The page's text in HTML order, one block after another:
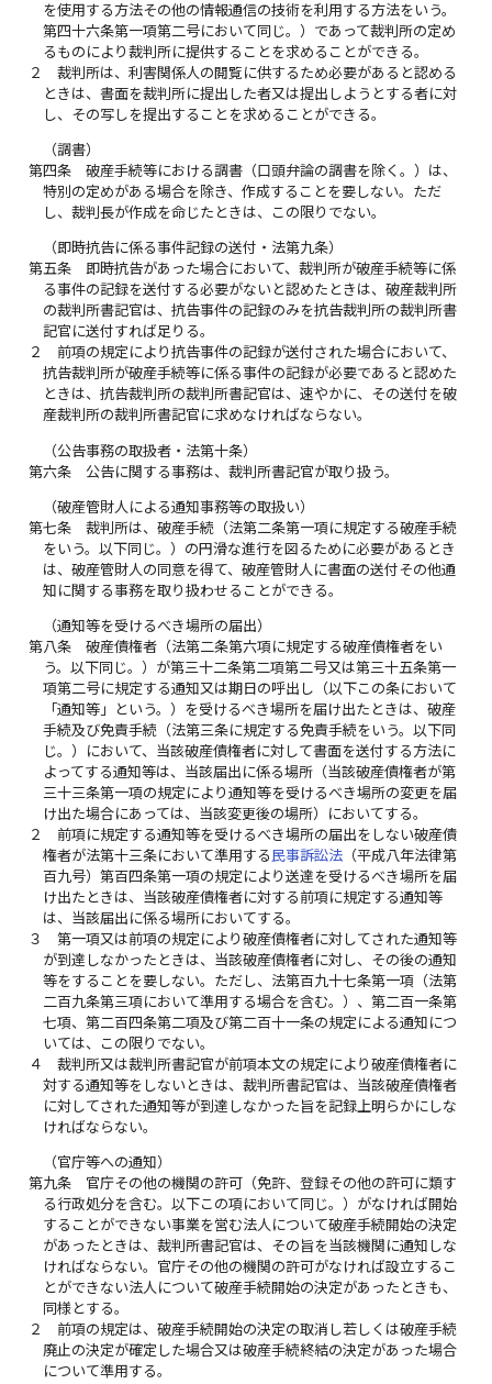
を使用する方法その他の情報通信の技術を利用する方法をいう。
第四十六条第一項第二号において同じ。）であって裁判所の定め
るものにより裁判所に提供することを求めることができる。
２
裁判所は、利害関係人の閲覧に供するため必要があると認める
ときは、書面を裁判所に提出した者又は提出しようとする者に対
し、その写しを提出することを求めることができる。
（調書）
第四条
破産手続等における調書（口頭弁論の調書を除く。）は、
特別の定めがある場合を除き、作成することを要しない。ただ
し、裁判長が作成を命じたときは、この限りでない。
（即時抗告に係る事件記録の送付・法第九条）
第五条
即時抗告があった場合において、裁判所が破産手続等に係
る事件の記録を送付する必要がないと認めたときは、破産裁判所
の裁判所書記官は、抗告事件の記録のみを抗告裁判所の裁判所書
記官に送付すれば足りる。
２
前項の規定により抗告事件の記録が送付された場合において、
抗告裁判所が破産手続等に係る事件の記録が必要であると認めた
ときは、抗告裁判所の裁判所書記官は、速やかに、その送付を破
産裁判所の裁判所書記官に求めなければならない。
（公告事務の取扱者・法第十条）
第六条
公告に関する事務は、裁判所書記官が取り扱う。
（破産管財人による通知事務等の取扱い）
第七条
裁判所は、破産手続（法第二条第一項に規定する破産手続
をいう。以下同じ。）の円滑な進行を図るために必要があるとき
は、破産管財人の同意を得て、破産管財人に書面の送付その他通
知に関する事務を取り扱わせることができる。
（通知等を受けるべき場所の届出）
第八条
破産債権者（法第二条第六項に規定する破産債権者をい
う。以下同じ。）が第三十二条第二項第二号又は第三十五条第一
項第二号に規定する通知又は期日の呼出し（以下この条において
「通知等」という。）を受けるべき場所を届け出たときは、破産
手続及び免責手続（法第三条に規定する免責手続をいう。以下同
じ。）において、当該破産債権者に対して書面を送付する方法に
よってする通知等は、当該届出に係る場所（当該破産債権者が第
三十三条第一項の規定により通知等を受けるべき場所の変更を届
け出た場合にあっては、当該変更後の場所）においてする。
２
前項に規定する通知等を受けるべき場所の届出をしない破産債
権者が法第十三条において準用する民事訴訟法 （平成八年法律第
百九号）第百四条第一項の規定により送達を受けるべき場所を届
け出たときは、当該破産債権者に対する前項に規定する通知等
は、当該届出に係る場所においてする。
３
第一項又は前項の規定により破産債権者に対してされた通知等
が到達しなかったときは、当該破産債権者に対し、その後の通知
等をすることを要しない。ただし、法第百九十七条第一項（法第
二百九条第三項において準用する場合を含む。）、第二百一条第
七項、第二百四条第二項及び第二百十一条の規定による通知につ
いては、この限りでない。
４
裁判所又は裁判所書記官が前項本文の規定により破産債権者に
対する通知等をしないときは、裁判所書記官は、当該破産債権者
に対してされた通知等が到達しなかった旨を記録上明らかにしな
ければならない。
（官庁等への通知）
第九条
官庁その他の機関の許可（免許、登録その他の許可に類す
る行政処分を含む。以下この項において同じ。）がなければ開始
することができない事業を営む法人について破産手続開始の決定
があったときは、裁判所書記官は、その旨を当該機関に通知しな
ければならない。官庁その他の機関の許可がなければ設立するこ
とができない法人について破産手続開始の決定があったときも、
同様とする。
２
前項の規定は、破産手続開始の決定の取消し若しくは破産手続
廃止の決定が確定した場合又は破産手続終結の決定があった場合
について準用する。